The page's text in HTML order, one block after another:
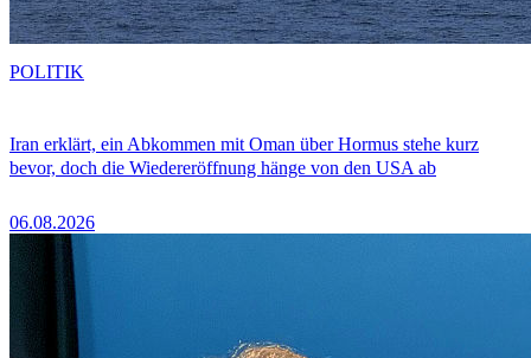
Iran erklärt, ein Abkommen mit Oman über Hormus stehe kurz
bevor, doch die Wiedereröffnung hänge von den USA ab
06.08.2026
POLITIK